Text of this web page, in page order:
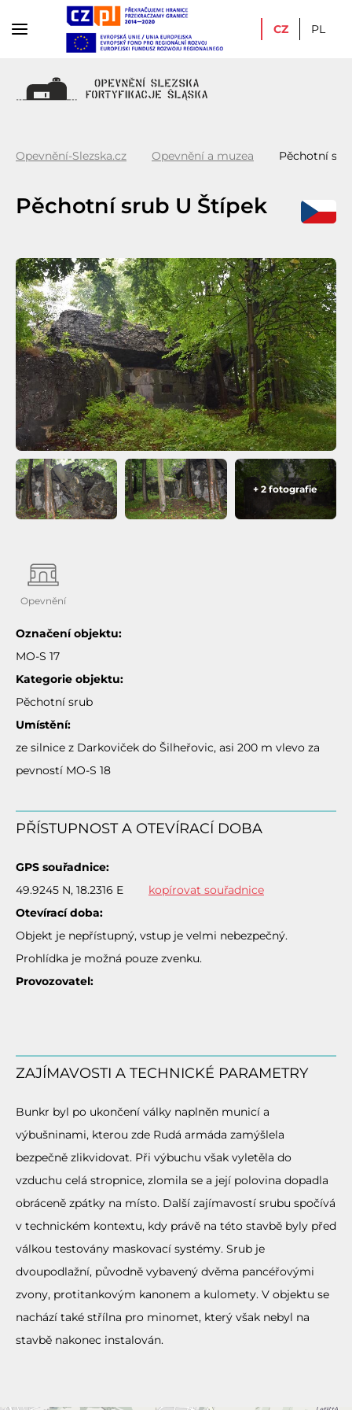
CZ PL
Opevnění-Slezska.cz Opevnění a muzea Pěchotní
Pěchotní srub U Štípek
+ 2 fotografie
Opevnění
Označení objektu:
MO-S 17
Kategorie objektu:
Pěchotní srub
Umístění:
ze silnice z Darkoviček do Šilheřovic, asi 200 m vlevo za
pevností MO-S 18
PŘÍSTUPNOST A OTEVÍRACÍ DOBA
GPS souřadnice:
49.9245 N, 18.2316 E
kopírovat souřadnice
Otevírací doba:
Objekt je nepřístupný, vstup je velmi nebezpečný.
Prohlídka je možná pouze zvenku.
Provozovatel:
ZAJÍMAVOSTI A TECHNICKÉ PARAMETRY
Bunkr byl po ukončení války naplněn municí a
výbušninami, kterou zde Rudá armáda zamýšlela
bezpečně zlikvidovat. Při výbuchu však vyletěla do
vzduchu celá stropnice, zlomila se a její polovina dopadla
obráceně zpátky na místo. Další zajímavostí srubu spočívá
v technickém kontextu, kdy právě na této stavbě byly před
válkou testovány maskovací systémy. Srub je
dvoupodlažní, původně vybavený dvěma pancéřovými
zvony, protitankovým kanonem a kulomety. V objektu se
nachází také střílna pro minomet, který však nebyl na
stavbě nakonec instalován.